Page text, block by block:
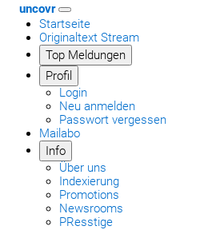
uncovr
Startseite
Originaltext Stream
Top Meldungen
Profil
Login
Neu anmelden
Passwort vergessen
Mailabo
Info
Über uns
Indexierung
Promotions
Newsrooms
PResstige